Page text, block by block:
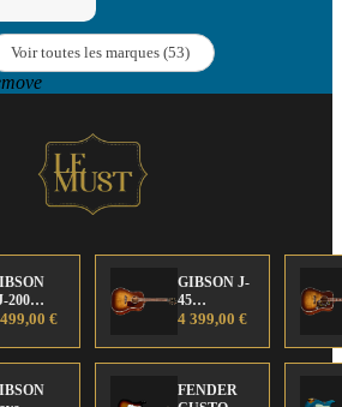
Voir toutes les marques (53)
200
€
GIBSON J-
45
Anniversary
Edition
4 399,00 €
FENDER